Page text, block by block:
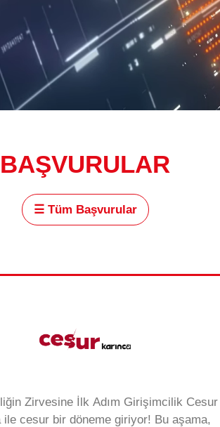
BAŞVURULAR
☰Tüm Başvurular
Zirvesine İlk Adım Girişimcilik Cesur
ile cesur bir döneme giriyor! Bu aşama,